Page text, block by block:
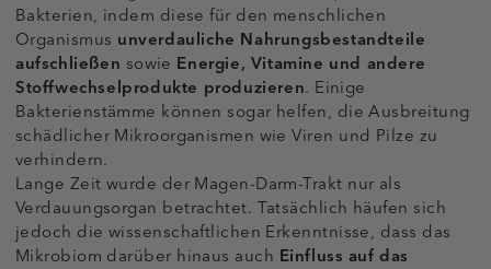
Bakterien, indem diese für den menschlichen
Organismus unverdauliche Nahrungsbestandteile
aufschließen sowie Energie, Vitamine und andere
Stoffwechselprodukte produzieren. Einige
Bakterienstämme können sogar helfen, die Ausbreitung
schädlicher Mikroorganismen wie Viren und Pilze zu
verhindern.
Lange Zeit wurde der Magen-Darm-Trakt nur als
Verdauungsorgan betrachtet. Tatsächlich häufen sich
jedoch die wissenschaftlichen Erkenntnisse, dass das
Mikrobiom darüber hinaus auch Einfluss auf das